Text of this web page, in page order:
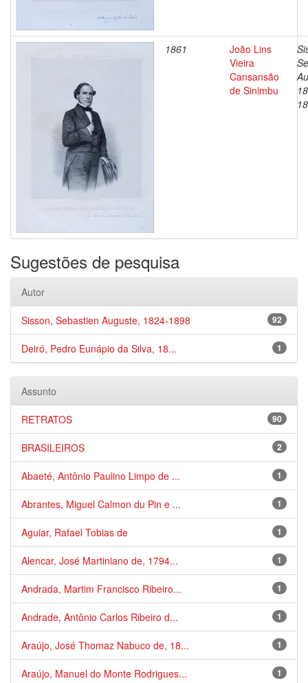
1861
João Lins
Vieira
Cansansão
de Sinimbu
Sugestões de pesquisa
Autor
92
Sisson, Sebastien Auguste, 1824-1898
1
Deiró, Pedro Eunápio da Silva, 18...
Assunto
90
RETRATOS
2
BRASILEIROS
1
Abaeté, Antônio Paulino Limpo de ...
1
Abrantes, Miguel Calmon du Pin e ...
1
Aguiar, Rafael Tobias de
1
Alencar, José Martiniano de, 1794...
1
Andrada, Martim Francisco Ribeiro...
1
Andrade, Antônio Carlos Ribeiro d...
1
Araújo, José Thomaz Nabuco de, 18...
1
Araújo, Manuel do Monte Rodrigues...